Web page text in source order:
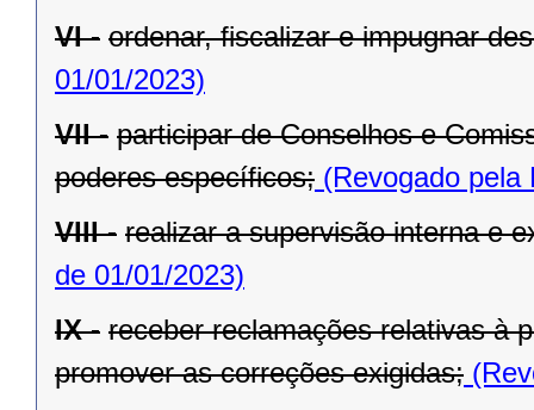
VI - ordenar, fiscalizar e impugnar
01/01/2023)
VII - participar de Conselhos e
poderes específicos; (Revogado pela
VIII - realizar a supervisão interna e
de 01/01/2023)
IX - receber reclamações relativas à
promover as correções exigidas;